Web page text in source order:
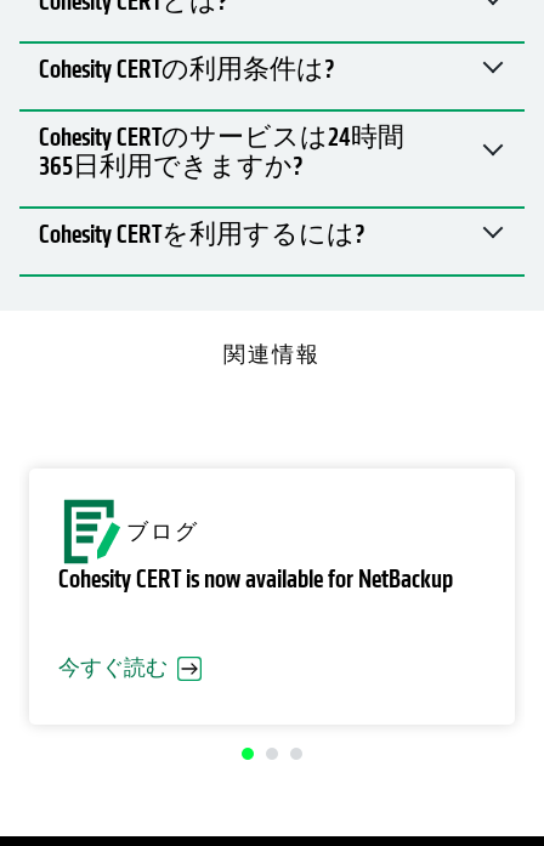
Cohesity CERTの利用条件は?
Cohesity CERTのサービスは24時間
365日利用できますか?
Cohesity CERTを利用するには?
関連情報
ブログ
Cohesity CERT is now available for NetBackup
今すぐ読む